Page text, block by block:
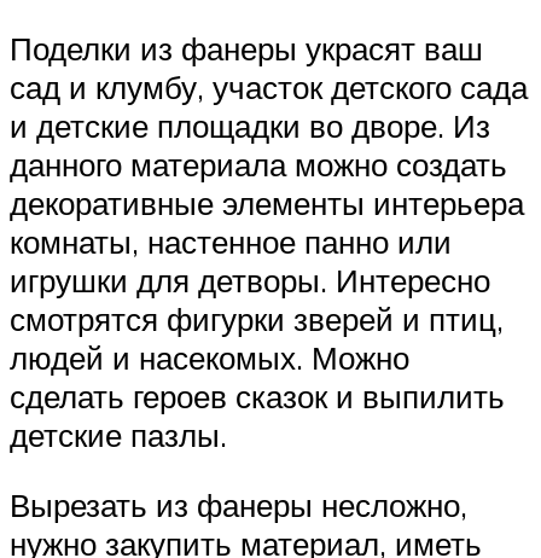
Поделки из фанеры украсят ваш
сад и клумбу, участок детского сада
и детские площадки во дворе. Из
данного материала можно создать
декоративные элементы интерьера
комнаты, настенное панно или
игрушки для детворы. Интересно
смотрятся фигурки зверей и птиц,
людей и насекомых. Можно
сделать героев сказок и выпилить
детские пазлы.
Вырезать из фанеры несложно,
нужно закупить материал, иметь